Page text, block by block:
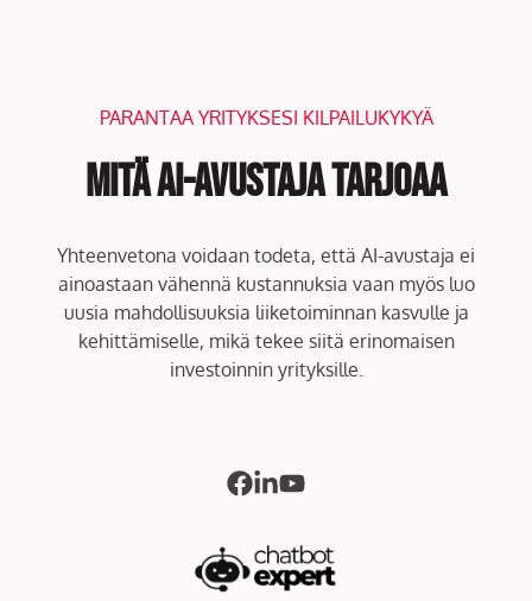
PARANTAA YRITYKSESI KILPAILUKYKYÄ
Mitä AI-avustaja tarjoaa
Yhteenvetona voidaan todeta, että AI-avustaja ei
ainoastaan vähennä kustannuksia vaan myös luo
uusia mahdollisuuksia liiketoiminnan kasvulle ja
kehittämiselle, mikä tekee siitä erinomaisen
investoinnin yrityksille.